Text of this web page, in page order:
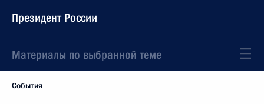
Президент России
Материалы по выбранной теме
События